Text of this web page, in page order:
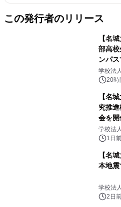
この発行者のリリース
【名
部高
ンパ
学校法
20時
【名
究推
会を開
学校法
1日
【名
本地
学校法
2日